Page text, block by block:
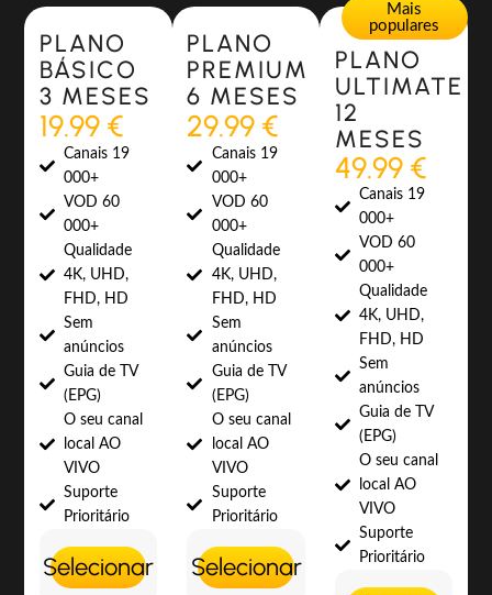
Most Popular
PLANO
BÁSICO
3 MESES
19.99 €
Canais 19
000+
VOD 60
000+
Qualidade
4K, UHD,
FHD, HD
Sem
anúncios
Guia de TV
(EPG)
O seu canal
local AO
VIVO
Suporte
Prioritário
Selecionar
Most Popular
PLANO
PREMIUM
6 MESES
29.99 €
Canais 19
000+
VOD 60
000+
Qualidade
4K, UHD,
FHD, HD
Sem
anúncios
Guia de TV
(EPG)
O seu canal
local AO
VIVO
Suporte
Prioritário
Selecionar
Mais
populares
PLANO
ULTIMATE
12
MESES
49.99 €
Canais 19
000+
VOD 60
000+
Qualidade
4K, UHD,
FHD, HD
Sem
anúncios
Guia de TV
(EPG)
O seu canal
local AO
VIVO
Suporte
Prioritário